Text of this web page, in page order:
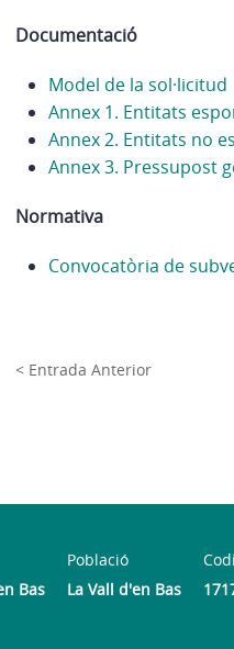
Documentació
Model de la sol·licitud
Annex 1. Entitats
Annex 2. Entitats no
Annex 3. Pressupost
Normativa
Convocatòria de
< Entrada Anterior
Bas
Població
La Vall d'en Bas